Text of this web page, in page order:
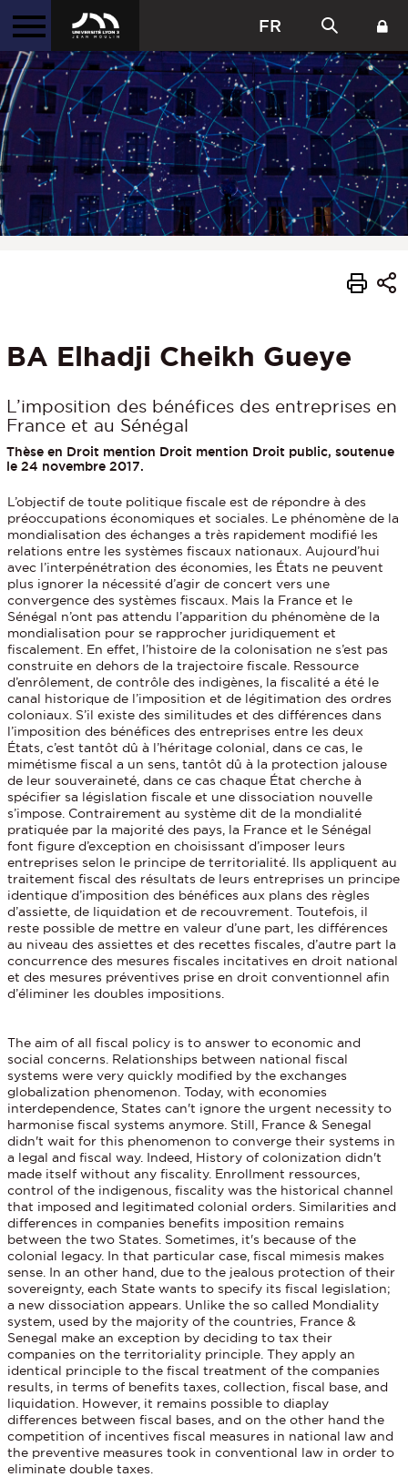
FR
BA Elhadji Cheikh Gueye
L’imposition des bénéfices des entreprises en
France et au Sénégal
Thèse en Droit mention Droit mention Droit public, soutenue
le 24 novembre 2017.
L’objectif de toute politique fiscale est de répondre à des
préoccupations économiques et sociales. Le phénomène de la
mondialisation des échanges a très rapidement modifié les
relations entre les systèmes fiscaux nationaux. Aujourd’hui
avec l’interpénétration des économies, les États ne peuvent
plus ignorer la nécessité d’agir de concert vers une
convergence des systèmes fiscaux. Mais la France et le
Sénégal n’ont pas attendu l’apparition du phénomène de la
mondialisation pour se rapprocher juridiquement et
fiscalement. En effet, l’histoire de la colonisation ne s’est pas
construite en dehors de la trajectoire fiscale. Ressource
d’enrôlement, de contrôle des indigènes, la fiscalité a été le
canal historique de l’imposition et de légitimation des ordres
coloniaux. S’il existe des similitudes et des différences dans
l’imposition des bénéfices des entreprises entre les deux
États, c’est tantôt dû à l’héritage colonial, dans ce cas, le
mimétisme fiscal a un sens, tantôt dû à la protection jalouse
de leur souveraineté, dans ce cas chaque État cherche à
spécifier sa législation fiscale et une dissociation nouvelle
s’impose. Contrairement au système dit de la mondialité
pratiquée par la majorité des pays, la France et le Sénégal
font figure d’exception en choisissant d’imposer leurs
entreprises selon le principe de territorialité. Ils appliquent au
traitement fiscal des résultats de leurs entreprises un principe
identique d’imposition des bénéfices aux plans des règles
d’assiette, de liquidation et de recouvrement. Toutefois, il
reste possible de mettre en valeur d’une part, les différences
au niveau des assiettes et des recettes fiscales, d’autre part la
concurrence des mesures fiscales incitatives en droit national
et des mesures préventives prise en droit conventionnel afin
d’éliminer les doubles impositions.
The aim of all fiscal policy is to answer to economic and
social concerns. Relationships between national fiscal
systems were very quickly modified by the exchanges
globalization phenomenon. Today, with economies
interdependence, States can't ignore the urgent necessity to
harmonise fiscal systems anymore. Still, France & Senegal
didn't wait for this phenomenon to converge their systems in
a legal and fiscal way. Indeed, History of colonization didn't
made itself without any fiscality. Enrollment ressources,
control of the indigenous, fiscality was the historical channel
that imposed and legitimated colonial orders. Similarities and
differences in companies benefits imposition remains
between the two States. Sometimes, it's because of the
colonial legacy. In that particular case, fiscal mimesis makes
sense. In an other hand, due to the jealous protection of their
sovereignty, each State wants to specify its fiscal legislation;
a new dissociation appears. Unlike the so called Mondiality
system, used by the majority of the countries, France &
Senegal make an exception by deciding to tax their
companies on the territoriality principle. They apply an
identical principle to the fiscal treatment of the companies
results, in terms of benefits taxes, collection, fiscal base, and
liquidation. However, it remains possible to diaplay
differences between fiscal bases, and on the other hand the
competition of incentives fiscal measures in national law and
the preventive measures took in conventional law in order to
eliminate double taxes.